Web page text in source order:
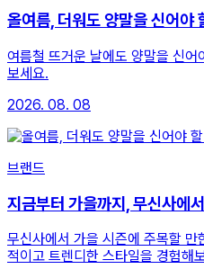
올여름, 더워도 양말을 신어야
여름철 뜨거운 날에도 양말을 신
보세요.
2026. 08. 08
브랜드
지금부터 가을까지, 무신사에
무신사에서 가을 시즌에 주목할
적이고 트렌디한 스타일을 경험해